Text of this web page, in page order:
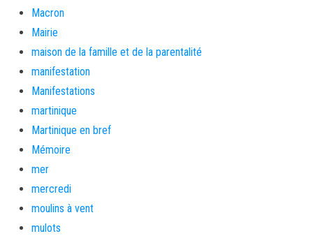
Macron
Mairie
maison de la famille et de la parentalité
manifestation
Manifestations
martinique
Martinique en bref
Mémoire
mer
mercredi
moulins à vent
mulots